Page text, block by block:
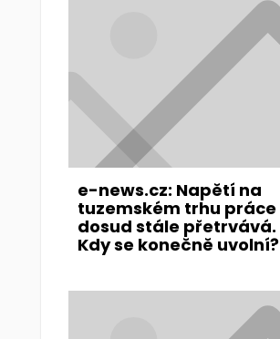
e-news.cz: Napětí na
tuzemském trhu práce
dosud stále přetrvává.
Kdy se konečně uvolní?